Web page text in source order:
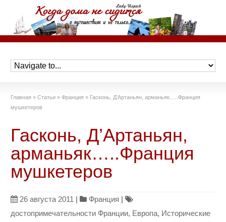
Главная » Статьи » Франция » Гасконь, Д’Артаньян, арманьяк…..Франция
мушкетеров
Гасконь, Д’Артаньян,
арманьяк…..Франция
мушкетеров
26 августа 2011 | Франция |
достопримечательности Франции, Европа, Исторические